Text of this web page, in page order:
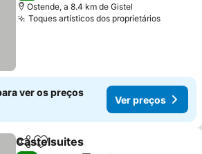
Ostende, a 8.4 km de Gistel
Toques artísticos dos proprietáriosVer
ver os preços
Ver preços
PartilharAdicionar aos favoritos
Castelsuites